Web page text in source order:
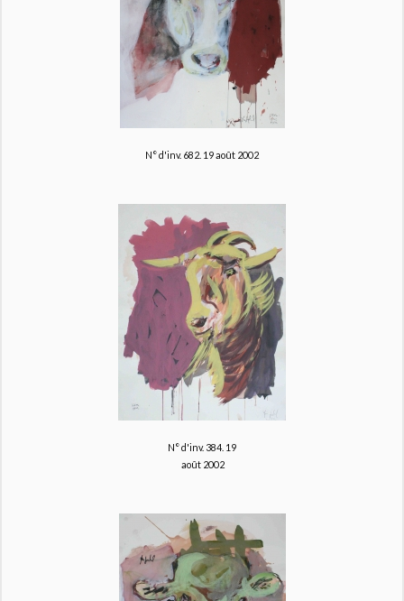
N° d'inv. 682. 19 août 2002
N° d'inv. 384. 19
août 2002